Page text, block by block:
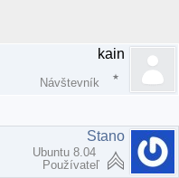
kain
Návštevník
Stano
Ubuntu 8.04
Používateľ